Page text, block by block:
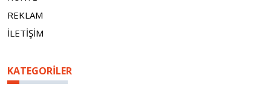
REKLAM
İLETİŞİM
KATEGORILER